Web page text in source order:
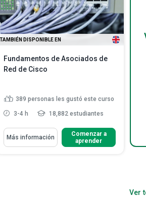
TAMBIÉN DISPONIBLE EN
Fundamentos de Asociados de
Red de Cisco
389 personas les gustó este curso
3-4 h 18,882 estudiantes
Aprenderás Cómo
Analizar cómo automatizar y
Más información
Comenzar a
aprender
Ver